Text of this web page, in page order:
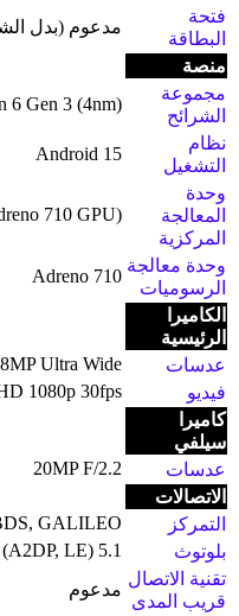
فتحة
البطاقة
مدعوم (بدل
منصة
مجموعة
الشرائح
6 Gen 3 (4nm)
نظام
التشغيل
Android 15
وحدة
المعالجة
المركزية
710 GPU)
وحدة معالجة
الرسوميات
Adreno 710
الكاميرا
الرئيسية
عدسات
Ultra Wide
فيديو
1080p 30fps
كاميرا
سيلفي
عدسات
20MP F/2.2
الاتصالات
التمركز
GALILEO
بلوتوث
5.1 (A2DP, LE)
تقنية الاتصال
قريب المدى
مدعوم